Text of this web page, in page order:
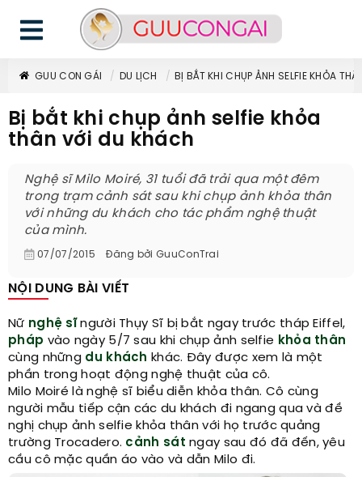
GUU CON GÁI DU LỊCH BỊ BẮT KHI CHỤP ẢNH SELFIE KHỎA
Bị bắt khi chụp ảnh selfie khỏa
thân với du khách
Nghệ sĩ Milo Moiré, 31 tuổi đã trải qua một đêm
trong trạm cảnh sát sau khi chụp ảnh khỏa thân
với những du khách cho tác phẩm nghệ thuật
của mình.
07/07/2015 Đăng bởi GuuConTrai
NỘI DUNG BÀI VIẾT
Nữ nghệ sĩ người Thụy Sĩ bị bắt ngay trước tháp Eiffel,
pháp vào ngày 5/7 sau khi chụp ảnh selfie khỏa thân
cùng những du khách khác. Đây được xem là một
phần trong hoạt động nghệ thuật của cô.
Milo Moiré là nghệ sĩ biểu diễn khỏa thân. Cô cùng
người mẫu tiếp cận các du khách đi ngang qua và đề
nghị chụp ảnh selfie khỏa thân với họ trước quảng
trường Trocadero. cảnh sát ngay sau đó đã đến, yêu
cầu cô mặc quần áo vào và dẫn Milo đi.